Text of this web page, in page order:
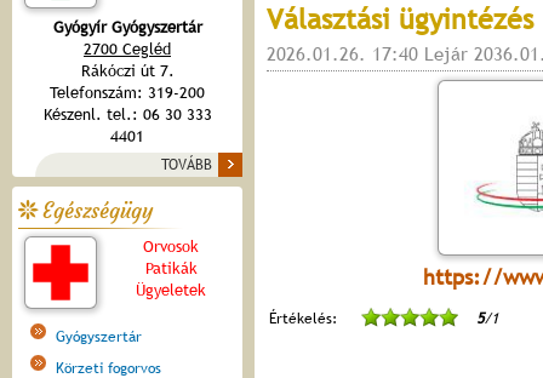
Gyógyír Gyógyszertár
2700 Cegléd
Rákóczi út 7.
Telefonszám: 319-200
Készenl. tel.: 06 30 333
4401
TOVÁBB
Egészségügy
Orvosok
Patikák
Ügyeletek
Gyógyszertár
Körzeti fogorvos
Választási ügyintézés
2026.01.26. 17:40 Lejár
https://
Értékelés: 5/1